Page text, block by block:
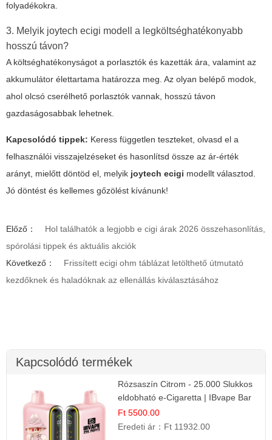
folyadékokra.
3. Melyik joytech ecigi modell a legköltséghatékonyabb
hosszú távon?
A költséghatékonyságot a porlasztók és kazetták ára, valamint az
akkumulátor élettartama határozza meg. Az olyan belépő modok,
ahol olcsó cserélhető porlasztók vannak, hosszú távon
gazdaságosabbak lehetnek.
Kapcsolódó tippek: Keress független teszteket, olvasd el a
felhasználói visszajelzéseket és hasonlítsd össze az ár-érték
arányt, mielőtt döntöd el, melyik joytech ecigi modellt választod.
Jó döntést és kellemes gőzölést kívánunk!
Előző：
Hol találhatók a legjobb e cigi árak 2026 összehasonlítás,
spórolási tippek és aktuális akciók
Következő：
Frissített ecigi ohm táblázat letölthető útmutató
kezdőknek és haladóknak az ellenállás kiválasztásához
Kapcsolódó termékek
Rózsaszín Citrom - 25.000 Slukkos
eldobható e-Cigaretta | IBvape Bar
Ft 5500.00
Eredeti ár： Ft 11932.00